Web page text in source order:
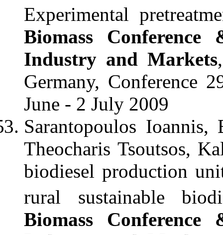
Experimental
Biomass
Industry and Markets
Germany, Conference
June - 2 July 2009
Sarantopoulos
Theocharis Tsoutsos,
biodiesel production
rural sustainable
Biomass